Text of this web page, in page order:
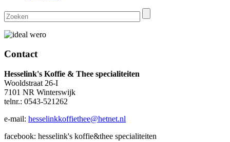
Contact
Hesselink's Koffie & Thee specialiteiten
Wooldstraat 26-I
7101 NR Winterswijk
telnr.: 0543-521262
e-mail: hesselinkkoffiethee@hetnet.nl
facebook: hesselink's koffie&thee specialiteiten